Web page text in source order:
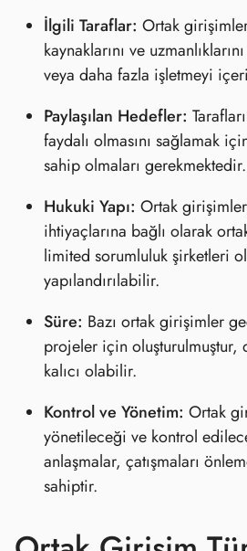
İlgili Taraflar: Ortak
kaynaklarını ve
veya daha fazla işletmeyi
Paylaşılan Hedefler:
faydalı olmasını sağlamak
sahip olmaları gerekmektedir.
Hukuki Yapı: Ortak
ihtiyaçlarına bağlı olarak
limited sorumluluk şirketleri
yapılandırılabilir.
Süre: Bazı ortak girişimler
projeler için oluşturulmuştur,
kalıcı olabilir.
Kontrol ve Yönetim: Ortak
yönetileceği ve kontrol
anlaşmalar, çatışmaları
sahiptir.